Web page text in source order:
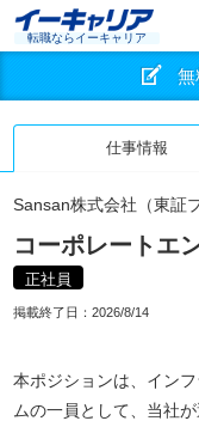
転職ならイーキャリア
無
仕事情報
Sansan株式会社（東証
コーポレートエ
正社員
掲載終了日： 2026/8/14
本ポジションは、イン
ムの一員として、当社